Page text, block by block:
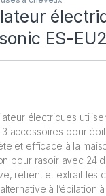
ES-
électriques
accessoires pour
et efficace à la
pour rasoir avec 24
retient et extrait les
à l’épilation